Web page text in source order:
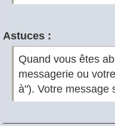
Astuces :
Quand vous êtes
messagerie ou
à"). Votre message